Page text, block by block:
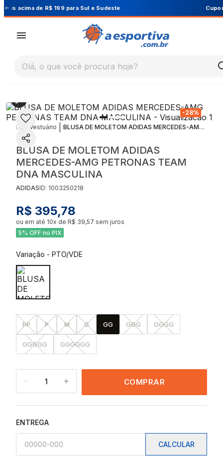
Cupom PRIMEIRA10 para 10% OFF na 1ª compra
Olá, o que você procura hoje?
-28%
Vestuário BLUSA DE MOLETOM ADIDAS MERCEDES-AMG PETRONAS TEAM DNA MASCULINA
BLUSA DE MOLETOM ADIDAS
MERCEDES-AMG PETRONAS TEAM
DNA MASCULINA
ADIDASID: 1003250218
R$ 395,78
ou em até 10x de R$ 39,57 sem juros
5% OFF no PIX
Variação - PTO/VDE
PP P M G GG GGG GGGG
GGGGG GGGGGG
1 COMPRAR
ENTREGA
CALCULAR